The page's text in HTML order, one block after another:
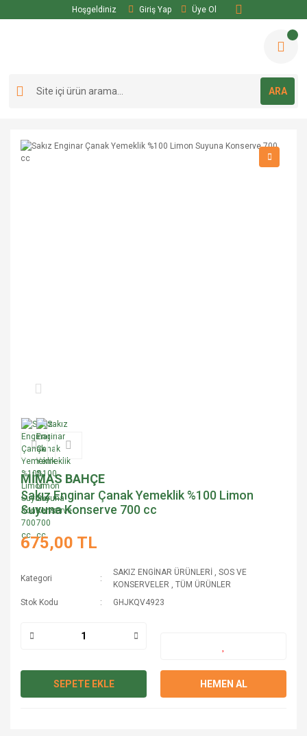
Hoşgeldiniz Giriş Yap Üye Ol
ARA
MİMAS BAHÇE
Sakız Enginar Çanak Yemeklik %100 Limon
Suyuna Konserve 700 cc
675,00 TL
Kategori
SAKIZ ENGİNAR ÜRÜNLERİ ,SOS VE
KONSERVELER ,TÜM ÜRÜNLER
Stok Kodu
GHJKQV4923
SEPETE EKLE HEMEN AL